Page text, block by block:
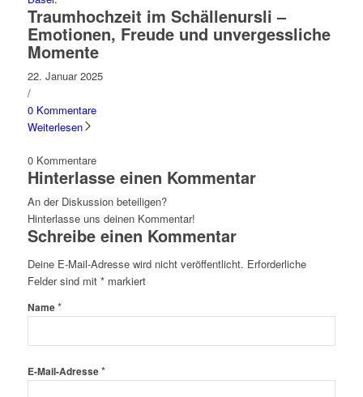
Traumhochzeit im Schällenursli –
Emotionen, Freude und unvergessliche
Momente
22. Januar 2025
/
0 Kommentare
Weiterlesen
0 Kommentare
Hinterlasse einen Kommentar
An der Diskussion beteiligen?
Hinterlasse uns deinen Kommentar!
Schreibe einen Kommentar
Deine E-Mail-Adresse wird nicht veröffentlicht. Erforderliche
Felder sind mit *markiert
Name*
E-Mail-Adresse*